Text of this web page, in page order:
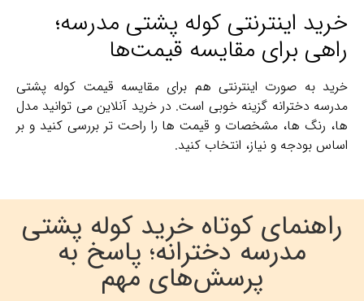
خرید اینترنتی کوله پشتی مدرسه؛
راهی برای مقایسه قیمت‌ها
خرید به صورت اینترنتی هم برای مقایسه قیمت کوله پشتی
مدرسه دخترانه گزینه خوبی است. در خرید آنلاین می‌ توانید مدل‌
ها، رنگ‌ ها، مشخصات و قیمت‌ ها را راحت‌ تر بررسی کنید و بر
اساس بودجه و نیاز، انتخاب کنید.
راهنمای کوتاه خرید کوله پشتی
مدرسه دخترانه؛ پاسخ به
پرسش‌های مهم